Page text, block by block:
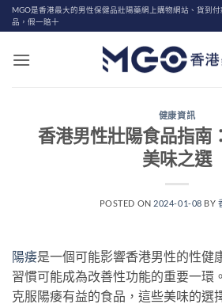
Skip
to
MGO是香港最大的男性保健品壯陽藥網上購物網站、貨到
品，假一賠十
健康資訊
香港男性壯陽食品指南
美味之選
POSTED ON 2024-01-08 BY
陽痿是一個可能影響香港男性的性健
習慣可能成為改善性功能的重要一環
克服陽痿有益的食品，這些美味的選